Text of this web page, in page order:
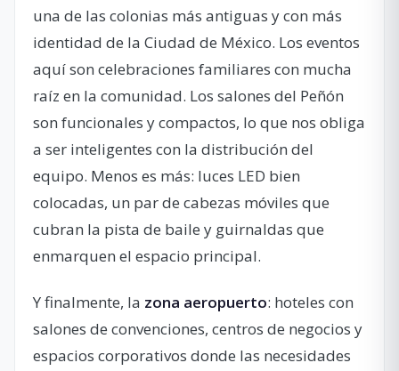
una de las colonias más antiguas y con más
identidad de la Ciudad de México. Los eventos
aquí son celebraciones familiares con mucha
raíz en la comunidad. Los salones del Peñón
son funcionales y compactos, lo que nos obliga
a ser inteligentes con la distribución del
equipo. Menos es más: luces LED bien
colocadas, un par de cabezas móviles que
cubran la pista de baile y guirnaldas que
enmarquen el espacio principal.
Y finalmente, la zona aeropuerto: hoteles con
salones de convenciones, centros de negocios y
espacios corporativos donde las necesidades